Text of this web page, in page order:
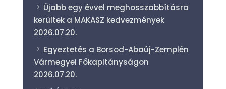
Újabb egy évvel meghosszabbításra
kerültek a MAKASZ kedvezmények
2026.07.20.
Egyeztetés a Borsod-Abaúj-Zemplén
Vármegyei Főkapitányságon
2026.07.20.